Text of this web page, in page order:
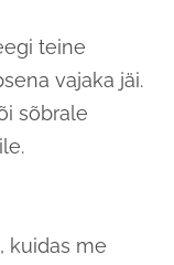
teine
vajaka jäi.
sõbrale
kuidas me